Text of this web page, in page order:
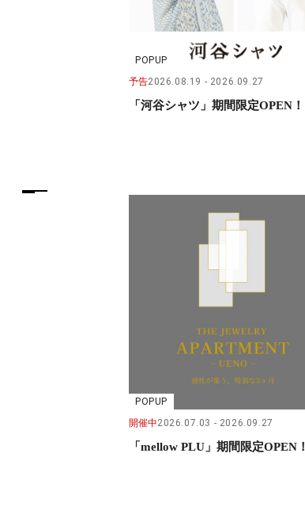
POPUP
予告2026.08.19 2026.09.27
「河谷シャツ」期間限定OPEN！
POPUP
開催中2026.07.03 2026.09.27
「mellow PLU」期間限定OPEN！